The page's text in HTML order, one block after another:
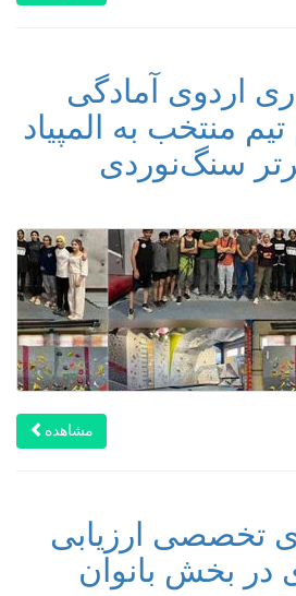
اردوی آمادگی
منتخب به المپیاد
سنگ‌نوردی
مشاهده
تخصصی ارزیابی
در بخش بانوان